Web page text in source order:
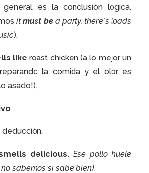
es la conclusión lógica.
itmust bea party, there´s loads
).
like roast chicken (a lo mejor un
la comida y el olor es
asado!).
deducción.
delicious. Ese pollo huele
sabemos si sabe bien).